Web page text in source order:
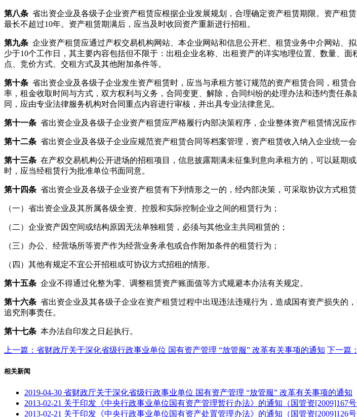
第八条 省出资企业及各级子企业资产租赁应根据企业发展规划，合理确定资产租赁期限。资产
最长不超过10年。资产租赁期满后，应当及时收回资产重新进行招租。
第九条 企业资产租赁应通过产权交易机构网站、本企业网站和信息公开栏、租赁业务中介网站
少于10个工作日，其主要内容包括但不限于：出租企业名称、出租资产的详实地理位置、数量、
点、竞价方式、交租方式及其他附加条件等。
第十条 省出资企业及各级子企业发生资产租赁时，应当与承租方签订规范的资产租赁合同，租
率，租金收取时间与方式，双方权利与义务，合同变更、解除，合同纠纷的处理办法和违约责任
同，应由专业法律服务机构对合同重点内容进行审核，并出具专业法律意见。
第十一条 省出资企业及各级子企业资产租赁应严格履行内部决策程序，企业整体资产租赁情况应
第十二条 省出资企业及各级子企业应规范资产租赁合同等档案管理，资产租赁收入纳入企业统一会
第十三条 在产权交易机构公开进场的招租项目，信息披露期满未征集到意向承租方的，可以延期
时，应当经租赁行为批准单位书面同意。
第十四条 省出资企业及各级子企业资产租赁有下列情形之一的，经内部决策，可采取协议方式租赁
（一）省出资企业及其所属各级全资、控股和实际控制企业之间的租赁行为；
（二）企业资产因空间或结构原因无法单独租赁，必须与其他业主共同租赁的；
（三）办公、经营场所等资产作为经营业务承包或合作附加条件的租赁行为；
（四）其他有规定不宜公开招租或可协议方式招租的情形。
第十五条 企业不得通过化整为零、调整租赁资产账面值等方式规避本办法有关规定。
第十六条 省出资企业及其各级子企业在资产租赁过程中出现违法违规行为，造成国有资产损失
追究刑事责任。
第十七条 本办法自印发之日起执行。
上一篇：省财政厅关于深化省级行政事业单位 国有资产管理 “放管服” 改革有关事项的通知 下一篇
相关新闻
2019-04-30 省财政厅关于深化省级行政事业单位 国有资产管理 “放管服” 改革有关事项的通知
2013-02-21 关于印发《中央行政事业单位国有资产管理暂行办法》的通知（国管资[2009]167号
2013-02-21 关于印发《中央行政事业单位国有资产处置管理办法》的通知（国管资[2009]126号